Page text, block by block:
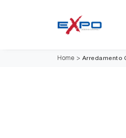
Home > Arredamento